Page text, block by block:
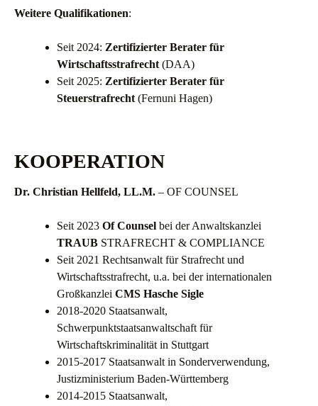
Weitere Qualifikationen:
Seit 2024: Zertifizierter Berater für
Wirtschaftsstrafrecht (DAA)
Seit 2025: Zertifizierter Berater für
Steuerstrafrecht (Fernuni Hagen)
KOOPERATION
Dr. Christian Hellfeld, LL.M. – OF COUNSEL
Seit 2023 Of Counsel bei der Anwaltskanzlei
TRAUB STRAFRECHT & COMPLIANCE
Seit 2021 Rechtsanwalt für Strafrecht und
Wirtschaftsstrafrecht, u.a. bei der internationalen
Großkanzlei CMS Hasche Sigle
2018-2020 Staatsanwalt,
Schwerpunktstaatsanwaltschaft für
Wirtschaftskriminalität in Stuttgart
2015-2017 Staatsanwalt in Sonderverwendung,
Justizministerium Baden-Württemberg
2014-2015 Staatsanwalt,